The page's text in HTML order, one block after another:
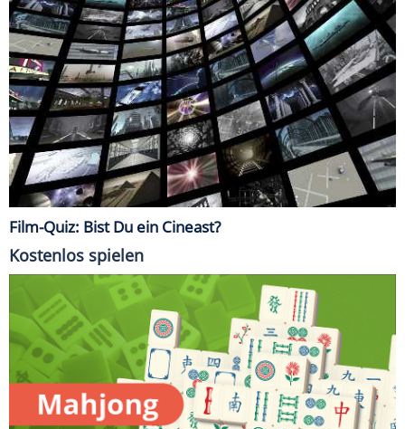
Film-Quiz: Bist Du ein Cineast?
Kostenlos spielen